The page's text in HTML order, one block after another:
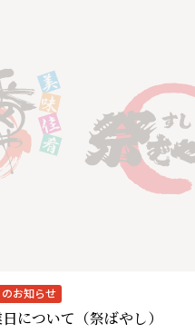
お知らせ
について（祭ばやし）